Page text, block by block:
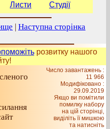
Листи Студії
| Наступна сторінка
розвитку нашого
Число завантажень :
11 966
Модифіковано :
29.09.2019
Якщо ви помітили
помилку набору
на цiй сторiнцi,
видiлiть її мишкою
та натисніть